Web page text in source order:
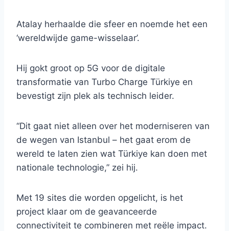
Atalay herhaalde die sfeer en noemde het een
‘wereldwijde game-wisselaar’.
Hij gokt groot op 5G voor de digitale
transformatie van Turbo Charge Türkiye en
bevestigt zijn plek als technisch leider.
“Dit gaat niet alleen over het moderniseren van
de wegen van Istanbul – het gaat erom de
wereld te laten zien wat Türkiye kan doen met
nationale technologie,” zei hij.
Met 19 sites die worden opgelicht, is het
project klaar om de geavanceerde
connectiviteit te combineren met reële impact.